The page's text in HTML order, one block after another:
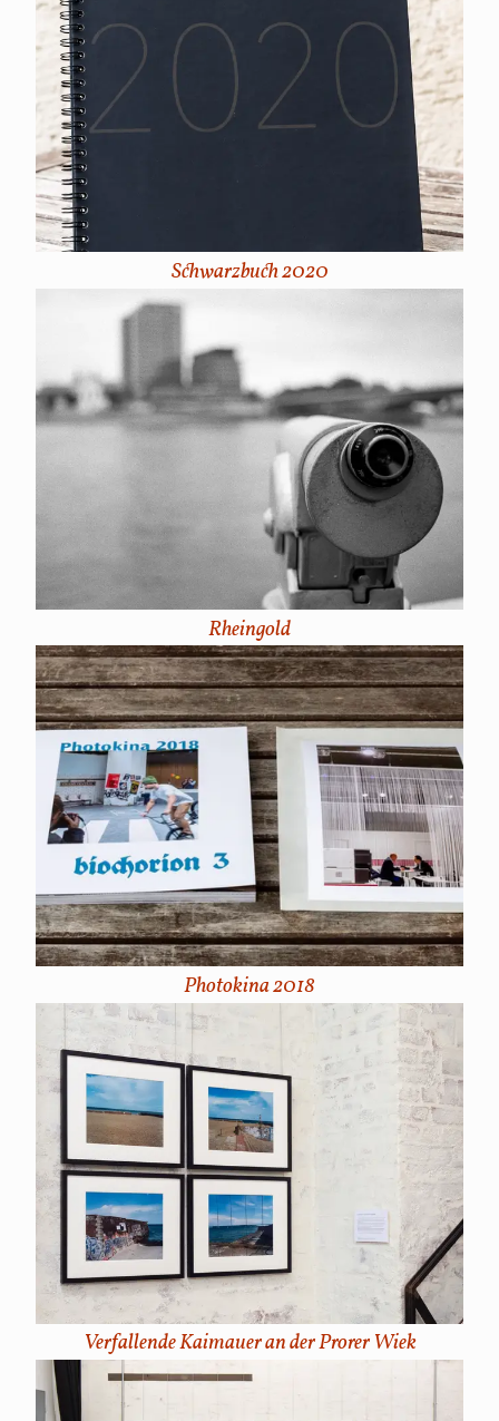
Schwarzbuch 2020
Rheingold
Photokina 2018
Verfallende Kaimauer an der Prorer Wiek